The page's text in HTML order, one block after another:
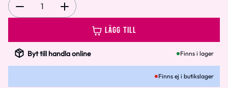
1
LÄGG TILL
Byt till handla online Finns i lager
Finns ej i butikslager